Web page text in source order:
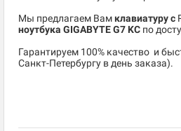
Мы предлагаем Вам клавиатуру с
ноутбука GIGABYTE G7 KC по
​Гарантируем 100% качество и
Санкт-Петербургу в день заказа).